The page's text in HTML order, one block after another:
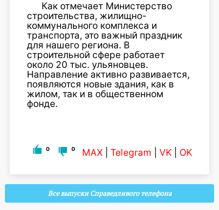
Как отмечает Министерство
строительства, жилищно-
коммунального комплекса и
транспорта, это важный праздник
для нашего региона. В
строительной сфере работает
около 20 тыс. ульяновцев.
Направление активно развивается,
появляются новые здания, как в
жилом, так и в общественном
фонде.
0 0 MAX Telegram VK OK
Все выпуски Справедливого телефона